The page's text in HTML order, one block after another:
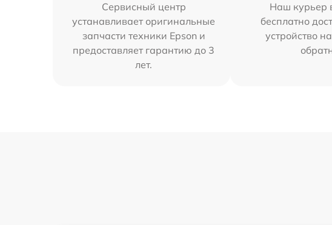
Сервисный центр
устанавливает оригинальные
запчасти техники Epson и
предоставляет гарантию до 3
лет.
Наш курьер
бесплатно
устройство